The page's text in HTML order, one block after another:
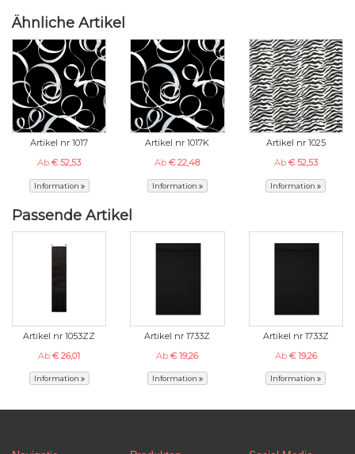
Ähnliche Artikel
Artikel nr 1017
Ab€ 52,53
Information
Artikel nr 1017K
Ab€ 22,48
Information
Artikel nr 1025
Ab € 52,53
Information
Passende Artikel
Artikel nr 1053ZZ
Ab€ 26,01
Information
Artikel nr 1733Z
Ab€ 19,26
Information
Artikel nr 1733Z
Ab € 19,26
Information